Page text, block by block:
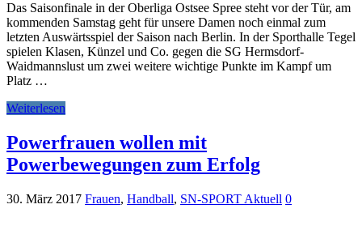
Das Saisonfinale in der Oberliga Ostsee Spree steht vor der Tür, am
kommenden Samstag geht für unsere Damen noch einmal zum
letzten Auswärtsspiel der Saison nach Berlin. In der Sporthalle Tegel
spielen Klasen, Künzel und Co. gegen die SG Hermsdorf-
Waidmannslust um zwei weitere wichtige Punkte im Kampf um
Platz …
Weiterlesen
Powerfrauen wollen mit
Powerbewegungen zum Erfolg
30. März 2017 Frauen, Handball, SN-SPORT Aktuell 0